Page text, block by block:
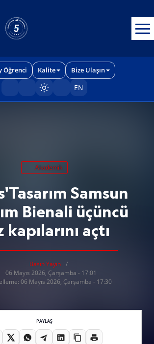
Öğrenci Kalite Bize Ulaşın
Sayfayı karart/aç
EN
Akademik
Samsun
Bienali üçüncü
kapılarını açtı
Basın Yayın
06 Mayıs 2026, Çarşamba - 17:01
06 Mayıs 2026, Çarşamba - 17:30
PAYLAŞ